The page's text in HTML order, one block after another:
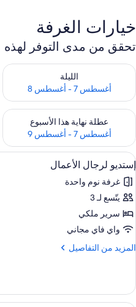
خيارات الغرفة
تحقق من مدى التوفر لهذه
الليلة
أغسطس 7 - أغسطس 8
تحقق من مدى التوفر لليلة للفترة أغسطس
عطلة نهاية هذا الأسبوع
أغسطس 7 - أغسطس 9
تحقق من مدى التوفر لعطلة نهاية هذا
استعراض
جميع
صور
إستديو
لرجال
الأعمال
12
إستديو لرجال الأعمال
غرفة نوم واحدة
يتّسع لـ 3
سرير ملكي
واي فاي مجاني
المزيد من التفاصيل
المزيد
إستديو
لرجال